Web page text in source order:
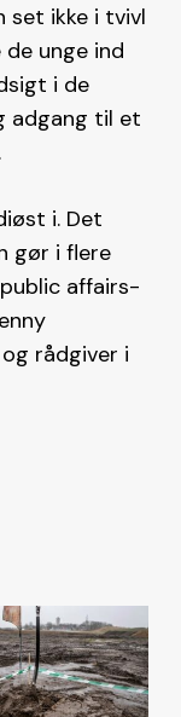
set ikke i tvivl
unge ind
i de
adgang til et
i. Det
gør i flere
affairs-
rådgiver i